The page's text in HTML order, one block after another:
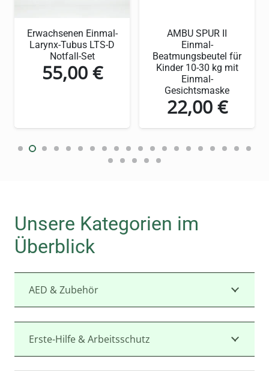
Erwachsenen Einmal-
Larynx-Tubus LTS-D
Notfall-Set
55,00€
AMBU SPUR II
Einmal-
Beatmungsbeutel für
Kinder 10-30 kg mit
Einmal-
Gesichtsmaske
22,00€
Unsere Kategorien im
Überblick
AED & Zubehör
Erste-Hilfe & Arbeitsschutz